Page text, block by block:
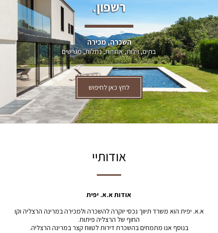
רשפון.
השכרה, מכירה
בתים, וילות, אחוזות, נחלות, מגרשים
לחץ כאן לחיפוש
אודותיי
אודות א.א. יפית
א.א. יפית הוא משרד תיווך נכסי יוקרה להשכרה ולמכירה במרינה הרצליה וקו
החוף של הרצליה פיתוח.
בנוסף אנו מתמחים בהשכרת דירות לטווח קצר במרינה הרצליה.